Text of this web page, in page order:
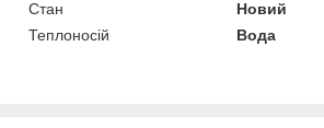
Стан
Новий
Теплоносій
Вода